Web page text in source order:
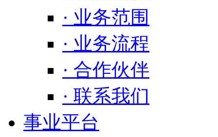
· 业务范围
· 业务流程
· 合作伙伴
· 联系我们
事业平台